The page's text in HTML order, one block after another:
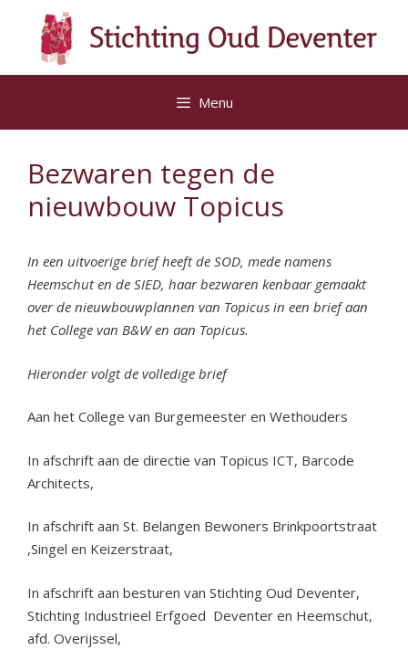
inhoud
Menu
Bezwaren tegen de
nieuwbouw Topicus
In een uitvoerige brief heeft de SOD, mede namens
Heemschut en de SIED, haar bezwaren kenbaar gemaakt
over de nieuwbouwplannen van Topicus in een brief aan
het College van B&W en aan Topicus.
Hieronder volgt de volledige brief
Aan het College van Burgemeester en Wethouders
In afschrift aan de directie van Topicus ICT, Barcode
Architects,
In afschrift aan St. Belangen Bewoners Brinkpoortstraat
,Singel en Keizerstraat,
In afschrift aan besturen van Stichting Oud Deventer,
Stichting Industrieel Erfgoed Deventer en Heemschut,
afd. Overijssel,